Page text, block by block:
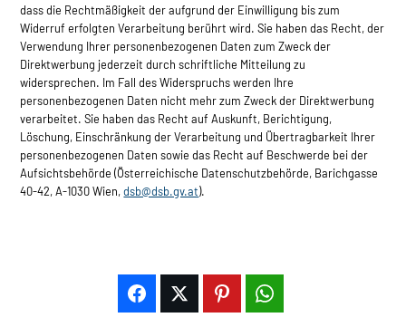
dass die Rechtmäßigkeit der aufgrund der Einwilligung bis zum
Widerruf erfolgten Verarbeitung berührt wird. Sie haben das Recht, der
Verwendung Ihrer personenbezogenen Daten zum Zweck der
Direktwerbung jederzeit durch schriftliche Mitteilung zu
widersprechen. Im Fall des Widerspruchs werden Ihre
personenbezogenen Daten nicht mehr zum Zweck der Direktwerbung
verarbeitet. Sie haben das Recht auf Auskunft, Berichtigung,
Löschung, Einschränkung der Verarbeitung und Übertragbarkeit Ihrer
personenbezogenen Daten sowie das Recht auf Beschwerde bei der
Aufsichtsbehörde (Österreichische Datenschutzbehörde, Barichgasse
40-42, A-1030 Wien,dsb@dsb.gv.at).